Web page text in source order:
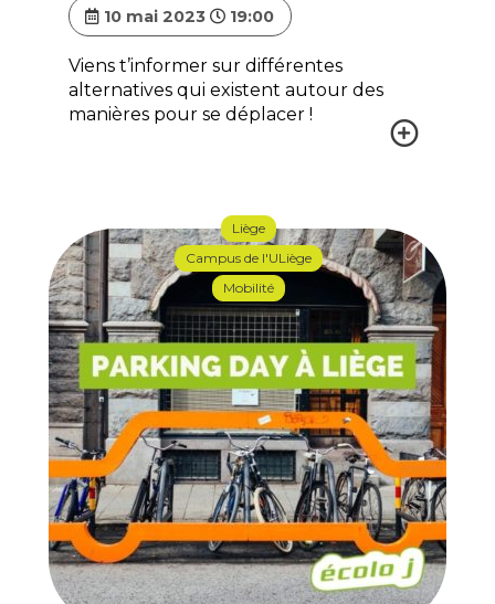
10 mai 2023 19:00
Viens t’informer sur différentes
alternatives qui existent autour des
manières pour se déplacer !
Liège
Campus de l'ULiège
Mobilité